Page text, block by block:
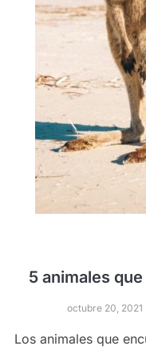
5 animales
octubre 20, 2021
Los animales que